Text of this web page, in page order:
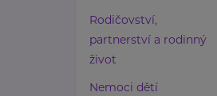
Rodičovství,
partnerství a rodinný
život
Nemoci dětí